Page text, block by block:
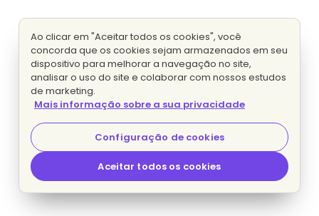
Ao clicar em "Aceitar todos os cookies", você
concorda que os cookies sejam armazenados em seu
dispositivo para melhorar a navegação no site,
analisar o uso do site e colaborar com nossos estudos
de marketing.
Mais informação sobre a sua privacidade
Configuração de cookies
Aceitar todos os cookies